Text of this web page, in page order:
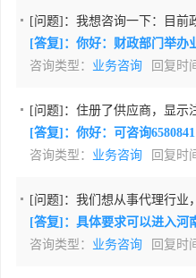
[问题]： 我想咨询一下：目前
[答复]：你好：财政部门举办
咨询类型： 业务咨询 回复时
[问题]： 住册了供应商，显示
[答复]：你好：可咨询
咨询类型： 业务咨询 回复时
[问题]： 我们想从事代理行业
[答复]：具体要求可以进入河
咨询类型： 业务咨询 回复时